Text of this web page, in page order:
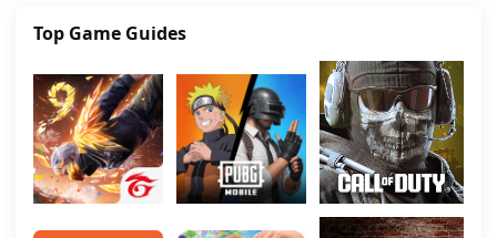
Top Game Guides